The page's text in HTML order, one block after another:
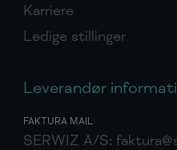
Karriere
Ledige stillinger
Leverandør
FAKTURA MAIL
SERWIZ A/S: